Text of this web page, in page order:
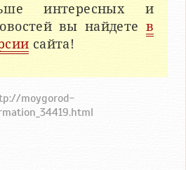
интересных и
вы найдете в
сайта!
moygorod-